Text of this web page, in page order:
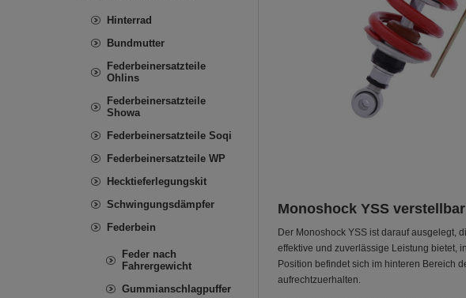
Monoshock YSS
Der Monoshock YSS ist darauf ausgelegt,
effektive und zuverlässige Leistung bietet,
Position befindet sich im hinteren Bereich
aufrechtzuerhalten.
Hinterrad
Bundmutter
Federbeinersatzteile
Ohlins
Federbeinersatzteile
Showa
Federbeinersatzteile Soqi
Federbeinersatzteile WP
Hecktieferlegungskit
Schwingungsdämpfer
Federbein
Feder nach
Fahrergewicht
Gummianschlagpuffer